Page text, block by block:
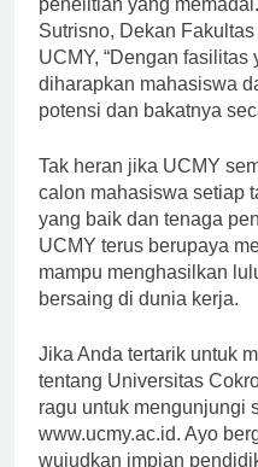
penelitian yang
Sutrisno, Dekan
UCMY, “Dengan fasilitas
diharapkan mahasiswa
Tak heran jika UCMY
calon mahasiswa setiap
yang baik dan tenaga
UCMY terus berupaya
mampu menghasilkan
Jika Anda tertarik untuk
tentang Universitas
ragu untuk mengunjungi
www.ucmy.ac.id. Ayo